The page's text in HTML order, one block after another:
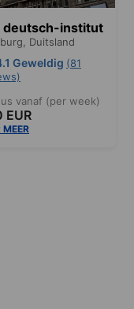
deutsch-institut
Duitsland
Geweldig (81
vanaf (per week)
EUR
MEER